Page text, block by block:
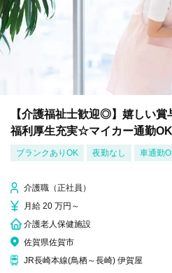
【介護福祉士歓迎◎】嬉しい賞
福利厚生充実☆マイカー通勤
ブランクありOK 夜勤なし 車通勤
介護職（正社員）
月給 20 万円～
介護老人保健施設
佐賀県佐賀市
JR長崎本線(鳥栖～長崎) 伊賀屋